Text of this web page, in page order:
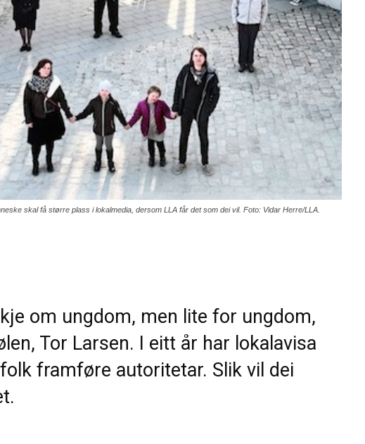
skal få større plass i lokalmedia, dersom LLA får det som dei vil. Foto: Vidar Herre/LLA.
om ungdom, men lite for ungdom,
Tor Larsen. I eitt år har lokalavisa
framføre autoritetar. Slik vil dei